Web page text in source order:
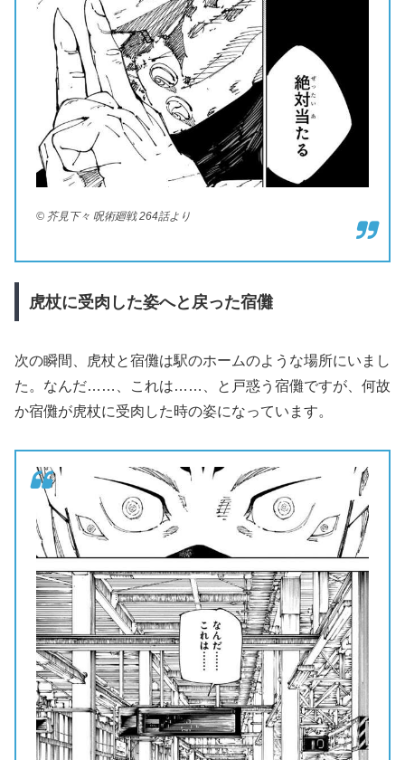
© 芥見下々 呪術廻戦 264話より
虎杖に受肉した姿へと戻った宿儺
次の瞬間、虎杖と宿儺は駅のホームのような場所にいまし
た。なんだ……、これは……、と戸惑う宿儺ですが、何故
か宿儺が虎杖に受肉した時の姿になっています。